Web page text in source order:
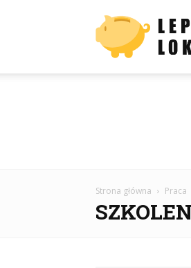
Strona główna Praca